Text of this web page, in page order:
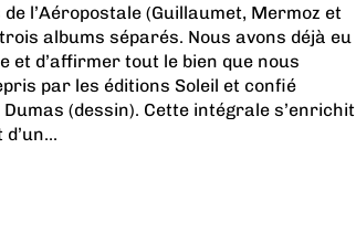
l’Aéropostale (Guillaumet, Mermoz et
albums séparés. Nous avons déjà eu
et d’affirmer tout le bien que nous
par les éditions Soleil et confié
(dessin). Cette intégrale s’enrichit